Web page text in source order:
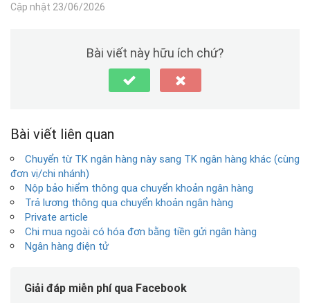
Cập nhật 23/06/2026
Bài viết này hữu ích chứ?
Bài viết liên quan
Chuyển từ TK ngân hàng này sang TK ngân hàng khác (cùng
đơn vị/chi nhánh)
Nộp bảo hiểm thông qua chuyển khoản ngân hàng
Trả lương thông qua chuyển khoản ngân hàng
Private article
Chi mua ngoài có hóa đơn bằng tiền gửi ngân hàng
Ngân hàng điện tử
Giải đáp miễn phí qua Facebook